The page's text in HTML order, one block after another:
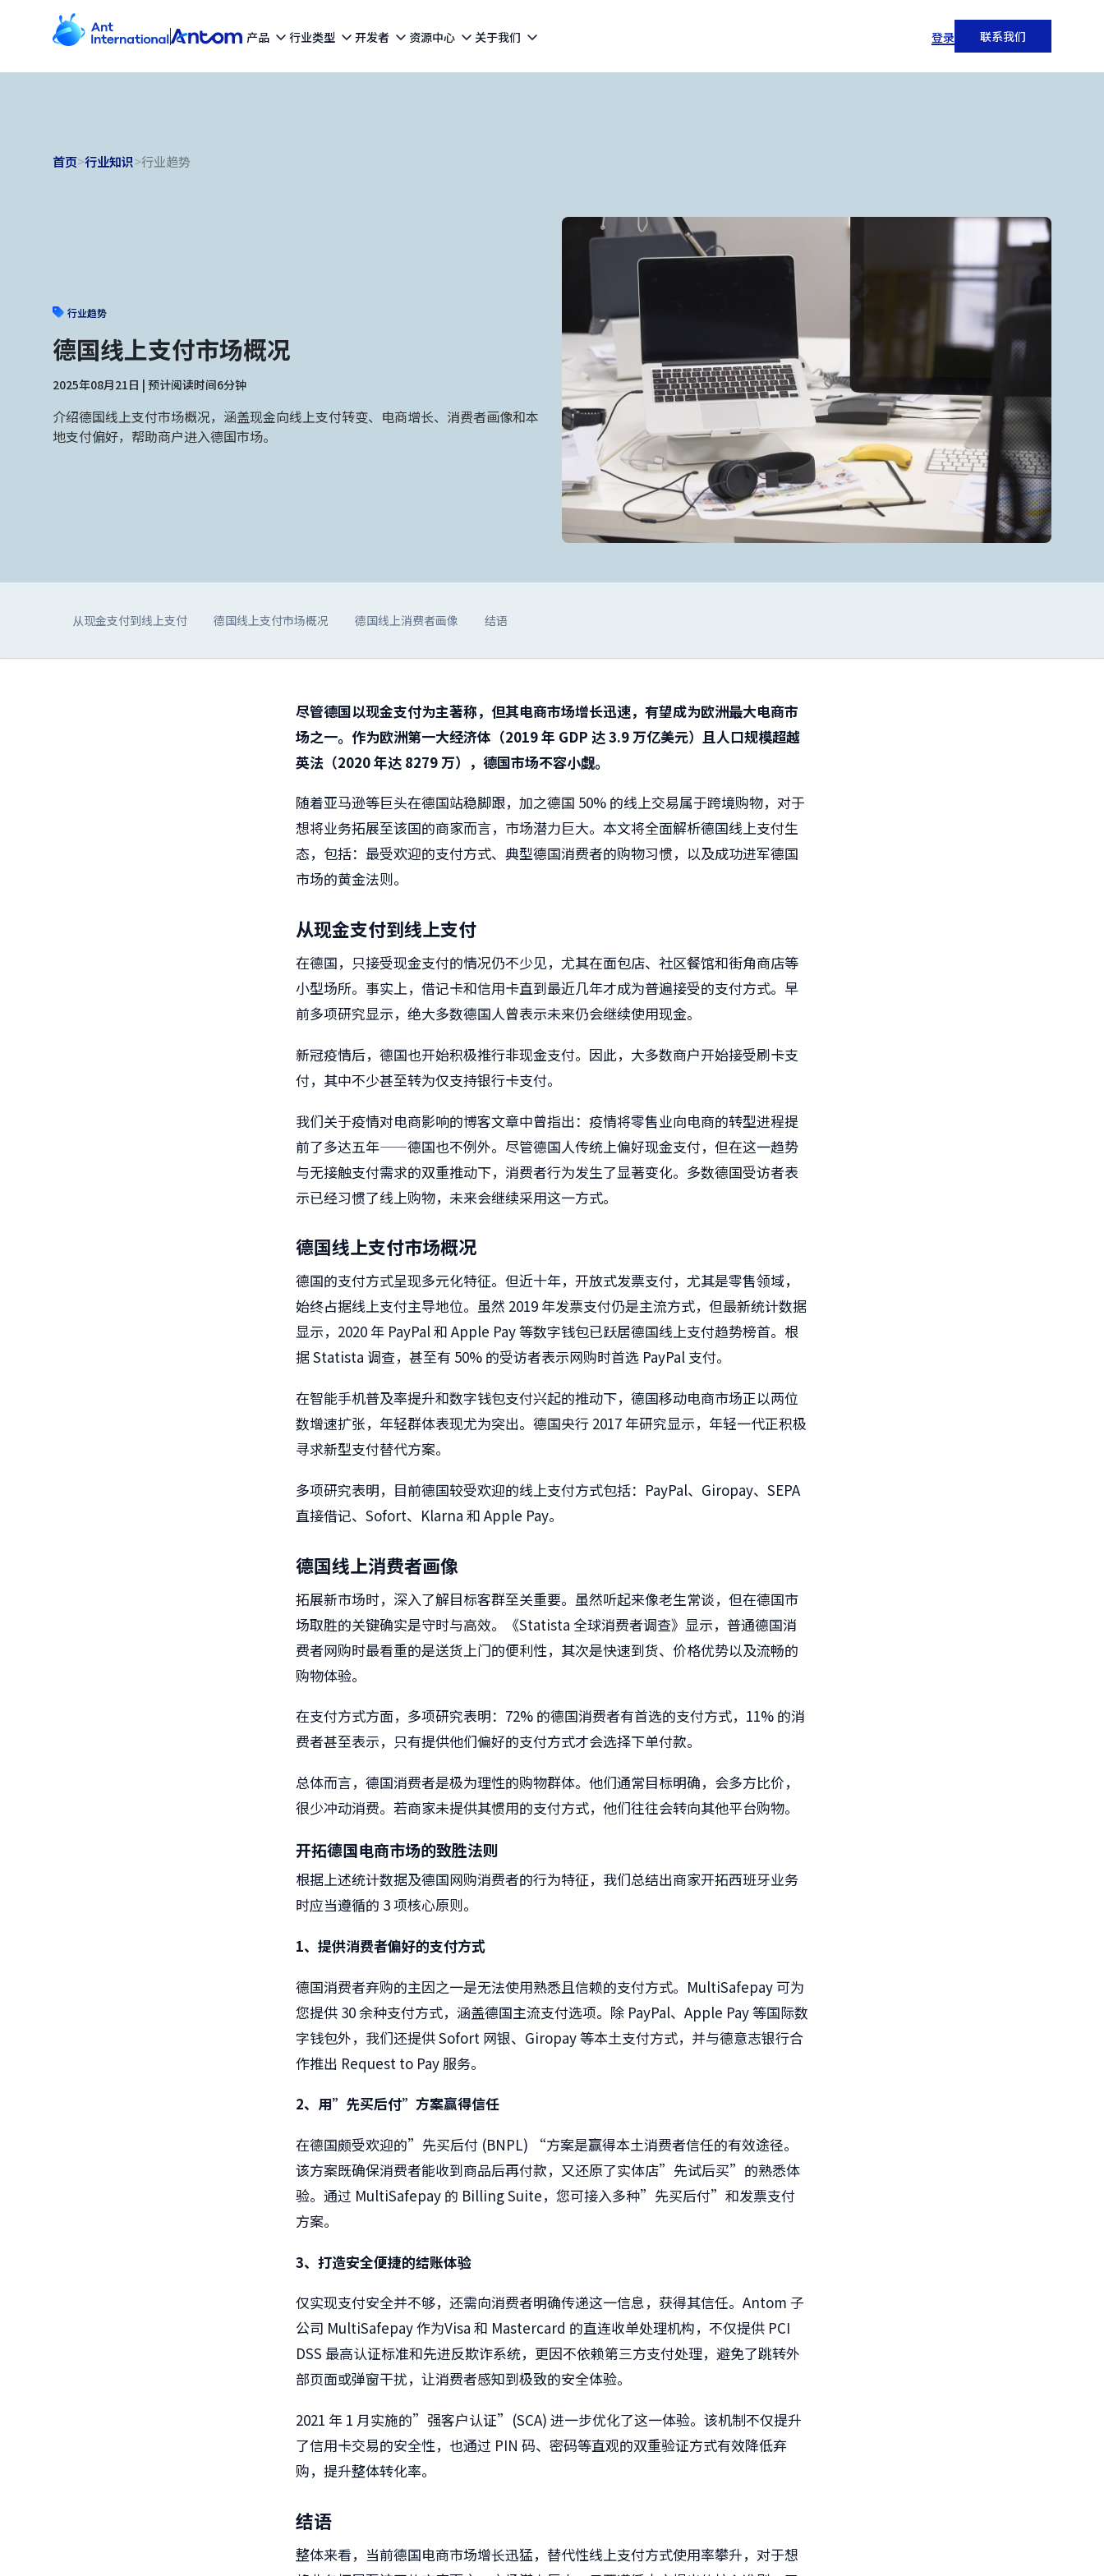
产品 行业类型 开发者 资源中心 关于我们 登录 联系我们
首页>行业知识>行业趋势
行业趋势
德国线上支付市场概况
2025年08月21日 | 预计阅读时间6分钟
介绍德国线上支付市场概况，涵盖现金向线上支付转变、电商增长、消费者画像和本
地支付偏好，帮助商户进入德国市场。
从现金支付到线上支付 德国线上支付市场概况 德国线上消费者画像 结语
尽管德国以现金支付为主著称，但其电商市场增长迅速，有望成为欧洲最大电商市
场之一。作为欧洲第一大经济体（2019 年 GDP 达 3.9 万亿美元）且人口规模超越
英法（2020 年达 8279 万），德国市场不容小觑。
随着亚马逊等巨头在德国站稳脚跟，加之德国 50% 的线上交易属于跨境购物，对于
想将业务拓展至该国的商家而言，市场潜力巨大。本文将全面解析德国线上支付生
态，包括：最受欢迎的支付方式、典型德国消费者的购物习惯，以及成功进军德国
市场的黄金法则。
从现金支付到线上支付
在德国，只接受现金支付的情况仍不少见，尤其在面包店、社区餐馆和街角商店等
小型场所。事实上，借记卡和信用卡直到最近几年才成为普遍接受的支付方式。早
前多项研究显示，绝大多数德国人曾表示未来仍会继续使用现金。
新冠疫情后，德国也开始积极推行非现金支付。因此，大多数商户开始接受刷卡支
付，其中不少甚至转为仅支持银行卡支付。
我们关于疫情对电商影响的博客文章中曾指出：疫情将零售业向电商的转型进程提
前了多达五年——德国也不例外。尽管德国人传统上偏好现金支付，但在这一趋势
与无接触支付需求的双重推动下，消费者行为发生了显著变化。多数德国受访者表
示已经习惯了线上购物，未来会继续采用这一方式。
德国线上支付市场概况
德国的支付方式呈现多元化特征。但近十年，开放式发票支付，尤其是零售领域，
始终占据线上支付主导地位。虽然 2019 年发票支付仍是主流方式，但最新统计数据
显示，2020 年 PayPal 和 Apple Pay 等数字钱包已跃居德国线上支付趋势榜首。根
据 Statista 调查，甚至有 50% 的受访者表示网购时首选 PayPal 支付。
在智能手机普及率提升和数字钱包支付兴起的推动下，德国移动电商市场正以两位
数增速扩张，年轻群体表现尤为突出。德国央行 2017 年研究显示，年轻一代正积极
寻求新型支付替代方案。
多项研究表明，目前德国较受欢迎的线上支付方式包括：PayPal、Giropay、SEPA
直接借记、Sofort、Klarna 和 Apple Pay。
德国线上消费者画像
拓展新市场时，深入了解目标客群至关重要。虽然听起来像老生常谈，但在德国市
场取胜的关键确实是守时与高效。《Statista 全球消费者调查》显示，普通德国消
费者网购时最看重的是送货上门的便利性，其次是快速到货、价格优势以及流畅的
购物体验。
在支付方式方面，多项研究表明：72% 的德国消费者有首选的支付方式，11% 的消
费者甚至表示，只有提供他们偏好的支付方式才会选择下单付款。
总体而言，德国消费者是极为理性的购物群体。他们通常目标明确，会多方比价，
很少冲动消费。若商家未提供其惯用的支付方式，他们往往会转向其他平台购物。
开拓德国电商市场的致胜法则
根据上述统计数据及德国网购消费者的行为特征，我们总结出商家开拓西班牙业务
时应当遵循的 3 项核心原则。
1、提供消费者偏好的支付方式
德国消费者弃购的主因之一是无法使用熟悉且信赖的支付方式。MultiSafepay 可为
您提供 30 余种支付方式，涵盖德国主流支付选项。除 PayPal、Apple Pay 等国际数
字钱包外，我们还提供 Sofort 网银、Giropay 等本土支付方式，并与德意志银行合
作推出 Request to Pay 服务。
2、用”先买后付”方案赢得信任
在德国颇受欢迎的”先买后付 (BNPL) “方案是赢得本土消费者信任的有效途径。
该方案既确保消费者能收到商品后再付款，又还原了实体店”先试后买”的熟悉体
验。通过 MultiSafepay 的 Billing Suite，您可接入多种”先买后付”和发票支付
方案。
3、打造安全便捷的结账体验
仅实现支付安全并不够，还需向消费者明确传递这一信息，获得其信任。Antom 子
公司 MultiSafepay 作为Visa 和 Mastercard 的直连收单处理机构，不仅提供 PCI
DSS 最高认证标准和先进反欺诈系统，更因不依赖第三方支付处理，避免了跳转外
部页面或弹窗干扰，让消费者感知到极致的安全体验。
2021 年 1 月实施的”强客户认证”(SCA) 进一步优化了这一体验。该机制不仅提升
了信用卡交易的安全性，也通过 PIN 码、密码等直观的双重验证方式有效降低弃
购，提升整体转化率。
结语
整体来看，当前德国电商市场增长迅猛，替代性线上支付方式使用率攀升，对于想